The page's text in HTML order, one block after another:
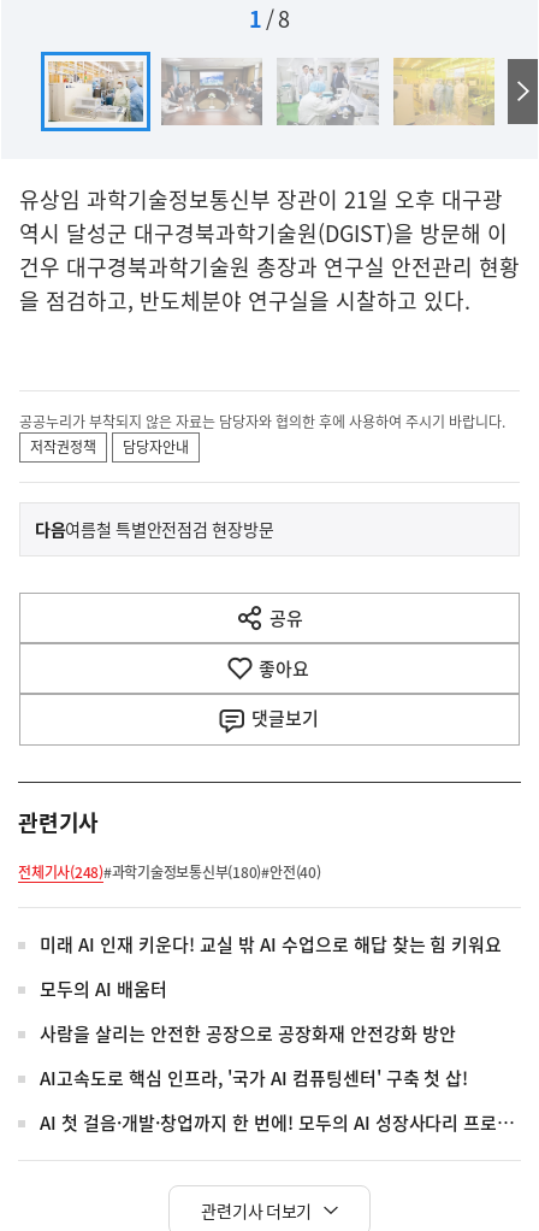
1/8
유상임 과학기술정보통신부 장관이 21일 오후 대구광
역시 달성군 대구경북과학기술원(DGIST)을 방문해 이
건우 대구경북과학기술원 총장과 연구실 안전관리 현황
을 점검하고, 반도체분야 연구실을 시찰하고 있다.
공공누리가 부착되지 않은 자료는 담당자와 협의한 후에 사용하여 주시기 바랍니다.
저작권정책
담당자안내
이
전
다
음
다음기
사
여름철 특별안전점검 현장방문
공유
열
기
좋아요
댓글보기
관련기사
전체기사(248)#과학기술정보통신부(180)#안전(40)
미래 AI 인재 키운다! 교실 밖 AI 수업으로 해답 찾는 힘 키워요
모두의 AI 배움터
사람을 살리는 안전한 공장으로 공장화재 안전강화 방안
AI고속도로 핵심 인프라, '국가 AI 컴퓨팅센터' 구축 첫 삽!
AI 첫 걸음·개발·창업까지 한 번에! 모두의 AI 성장사다리 프로젝트
관련기사 더보기